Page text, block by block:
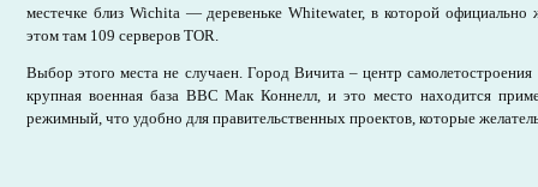
местечке близ Wichita — деревеньке Whitewater, в которой
этом там 109 серверов TOR.
Выбор этого места не случаен. Город Вичита – центр
крупная военная база ВВС Мак Коннелл, и это место находится
режимный, что удобно для правительственных проектов, которые